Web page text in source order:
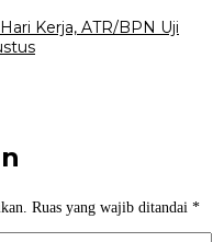
Kerja, ATR/BPN Uji
Ruas yang wajib ditandai *